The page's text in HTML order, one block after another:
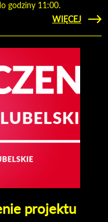
godziny 11:00.
CZYTAJ
WIĘCEJ
O
DO
projektu